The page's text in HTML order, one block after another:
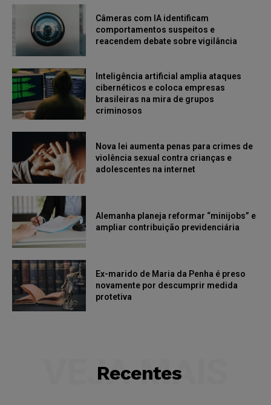
Câmeras com IA identificam
comportamentos suspeitos e
reacendem debate sobre vigilância
Inteligência artificial amplia ataques
cibernéticos e coloca empresas
brasileiras na mira de grupos
criminosos
Nova lei aumenta penas para crimes de
violência sexual contra crianças e
adolescentes na internet
Alemanha planeja reformar “minijobs” e
ampliar contribuição previdenciária
Ex-marido de Maria da Penha é preso
novamente por descumprir medida
protetiva
Recentes
VEJA MAIS